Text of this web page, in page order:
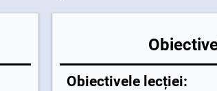
Obiectivele lecției: